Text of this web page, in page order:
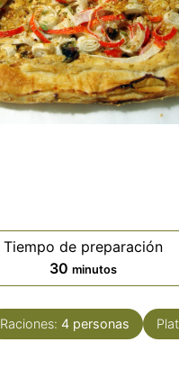
Tiempo de preparación
30minutos
minutos
Raciones: 4 personas